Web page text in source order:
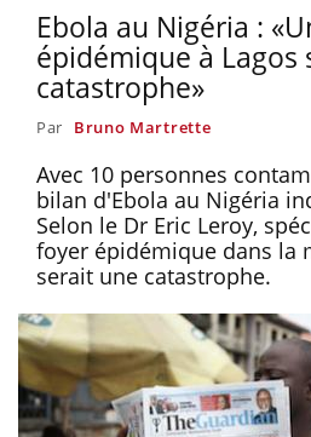
Ebola au Nigéria :
épidémique à Lagos
catastrophe»
Par Bruno Martrette
Avec 10 personnes
bilan d'Ebola au Nigéria
Selon le Dr Eric Leroy,
foyer épidémique dans la
serait une catastrophe.